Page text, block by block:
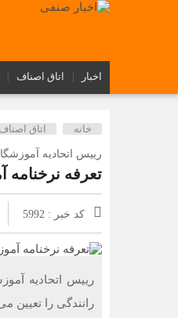
اخبار اتاق اصناف
خانه اتاق اصناف
رییس اتحادیه
تعرفه
کد خبر : 5992
رییس اتحادیه